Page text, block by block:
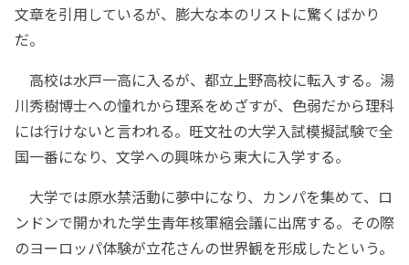
文章を引用しているが、膨大な本のリストに驚くばかり
だ。
高校は水戸一高に入るが、都立上野高校に転入する。湯
川秀樹博士への憧れから理系をめざすが、色弱だから理科
には行けないと言われる。旺文社の大学入試模擬試験で全
国一番になり、文学への興味から東大に入学する。
大学では原水禁活動に夢中になり、カンパを集めて、ロ
ンドンで開かれた学生青年核軍縮会議に出席する。その際
のヨーロッパ体験が立花さんの世界観を形成したという。